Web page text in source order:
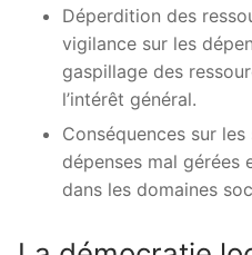
Déperdition des
vigilance sur les
gaspillage des
l’intérêt général.
Conséquences sur
dépenses mal gérées
dans les domaines